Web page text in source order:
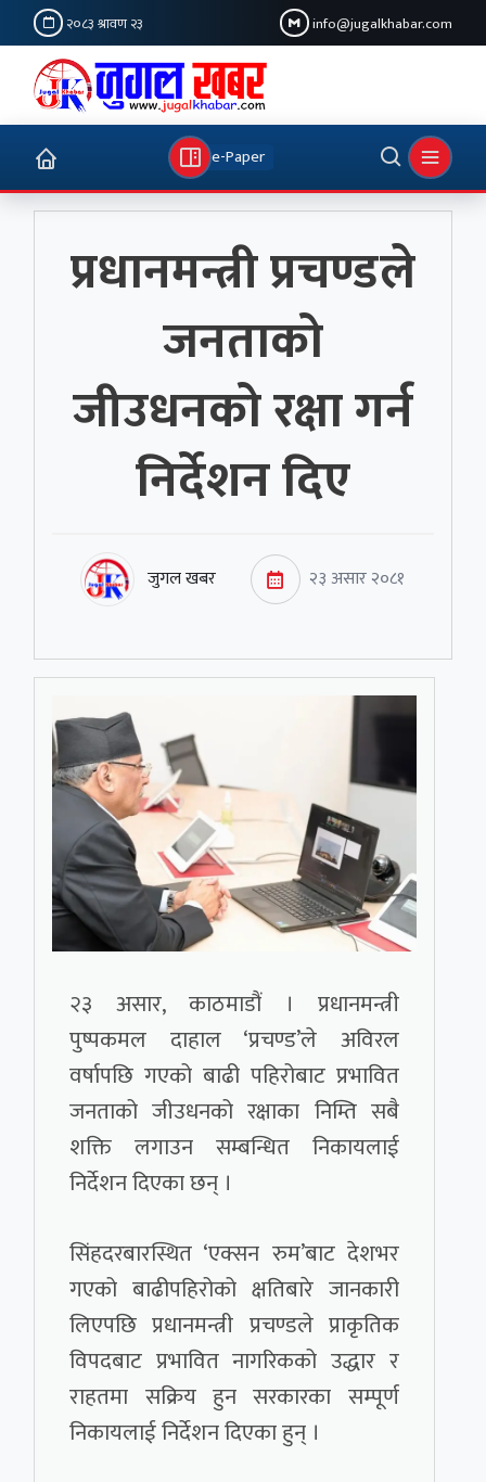
२०८३ श्रावण २३ info@jugalkhabar.com
e-Paper
प्रधानमन्त्री प्रचण्डले
जनताको
जीउधनको रक्षा गर्न
निर्देशन दिए
जुगल खबर २३ असार २०८१
२३ असार, काठमाडौं । प्रधानमन्त्री
पुष्पकमल दाहाल ‘प्रचण्ड’ले अविरल
वर्षापछि गएको बाढी पहिरोबाट प्रभावित
जनताको जीउधनको रक्षाका निम्ति सबै
शक्ति लगाउन सम्बन्धित निकायलाई
निर्देशन दिएका छन् ।
सिंहदरबारस्थित ‘एक्सन रुम’बाट देशभर
गएको बाढीपहिरोको क्षतिबारे जानकारी
लिएपछि प्रधानमन्त्री प्रचण्डले प्राकृतिक
विपदबाट प्रभावित नागरिकको उद्धार र
राहतमा सक्रिय हुन सरकारका सम्पूर्ण
निकायलाई निर्देशन दिएका हुन् ।